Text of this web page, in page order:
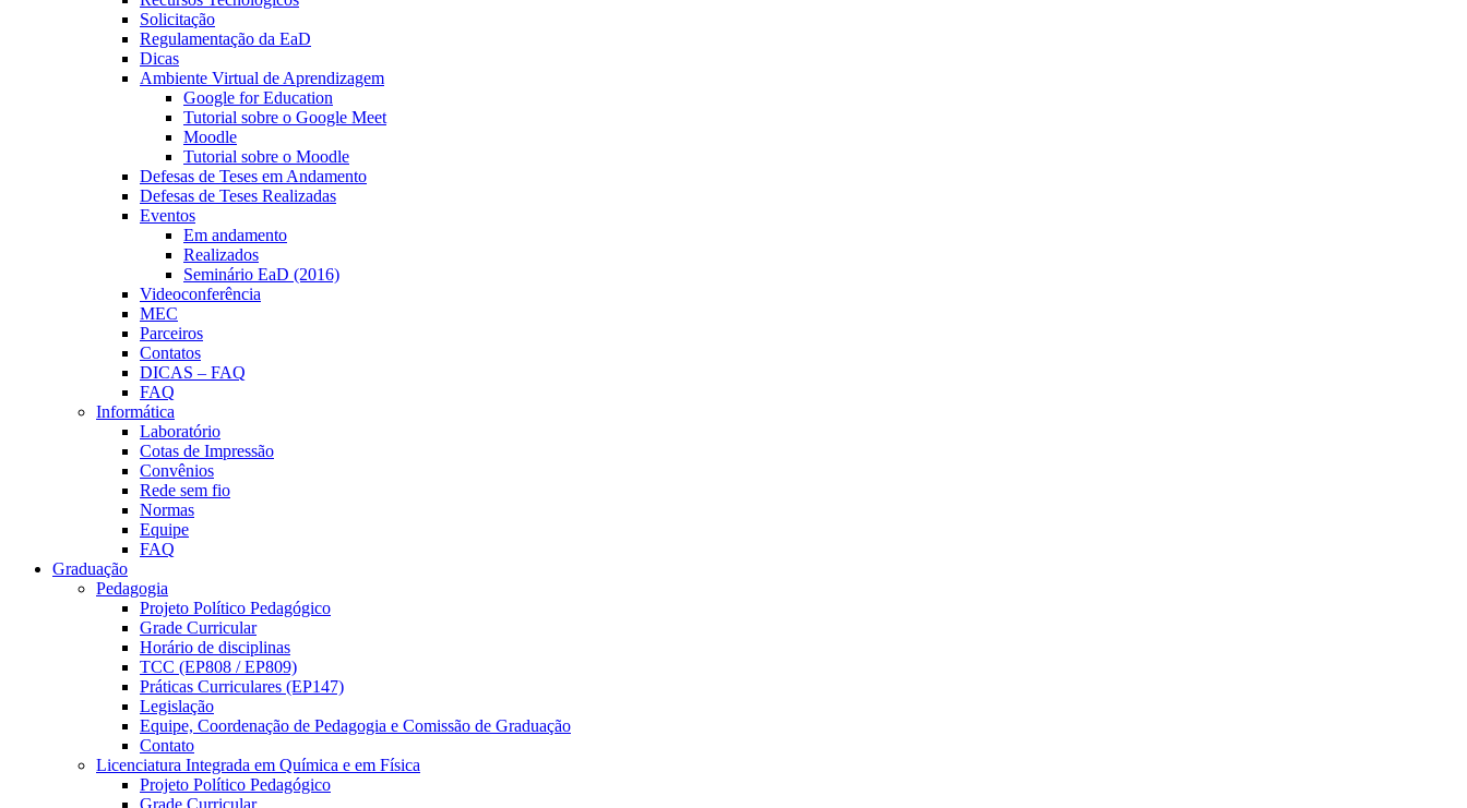
Solicitação
Regulamentação da EaD
Dicas
Ambiente Virtual de Aprendizagem
Google for Education
Tutorial sobre o Google Meet
Moodle
Tutorial sobre o Moodle
Defesas de Teses em Andamento
Defesas de Teses Realizadas
Eventos
Em andamento
Realizados
Seminário EaD (2016)
Videoconferência
MEC
Parceiros
Contatos
DICAS – FAQ
FAQ
Informática
Laboratório
Cotas de Impressão
Convênios
Rede sem fio
Normas
Equipe
FAQ
Graduação
Pedagogia
Projeto Político Pedagógico
Grade Curricular
Horário de disciplinas
TCC (EP808 / EP809)
Práticas Curriculares (EP147)
Legislação
Equipe, Coordenação de Pedagogia e Comissão de Graduação
Contato
Licenciatura Integrada em Química e em Física
Projeto Político Pedagógico
Grade Curricular